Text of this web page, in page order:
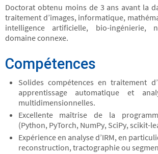
Doctorat obtenu moins de 3 ans avant la
traitement d’images, informatique,
intelligence artificielle, bio-ingénierie,
domaine connexe.
Compétences
Solides compétences en traitement
apprentissage automatique et
multidimensionnelles.
Excellente maîtrise de la
(Python, PyTorch, NumPy, SciPy, scikit-
Expérience en analyse d’IRM, en
reconstruction, tractographie ou